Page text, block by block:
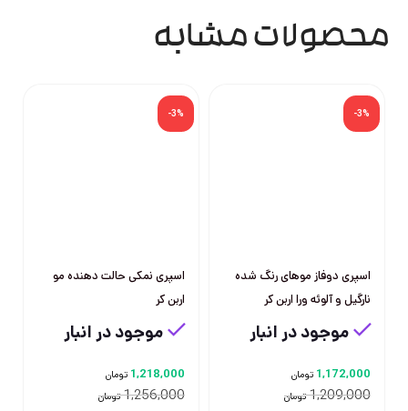
محصولات مشابه
-3%
اسپری دوفاز موهای رنگ شده
نارگیل و آلوئه ورا اربن کر
موجود در انبار
1,209,000 تومان
1,172,000 تومان
-3%
اسپری نمکی حالت دهنده مو
اربن کر
موجود در انبار
1,256,000 تومان
1,218,000 تومان